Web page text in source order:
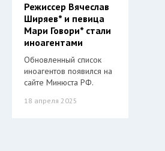
Режиссер Вячеслав
Ширяев* и певица
Мари Говори* стали
иноагентами
Обновленный список
иноагентов появился на
сайте Минюста РФ.
18 апреля 2025